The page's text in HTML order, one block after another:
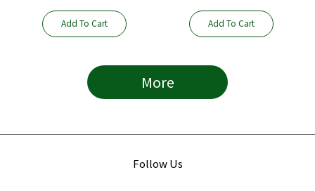
Add To Cart Add To Cart
More
Follow Us